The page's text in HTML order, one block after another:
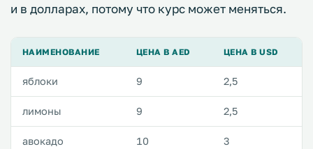
и в долларах, потому что курс может меняться.
НАИМЕНОВАНИЕ ЦЕНА В AED ЦЕНА В USD
яблоки 9 2,5
лимоны 9 2,5
авокадо 10 3